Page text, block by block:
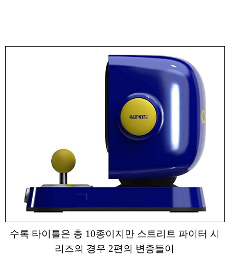
수록 타이틀은 총 10종이지만 스트리트 파이터 시
리즈의 경우 2편의 변종들이